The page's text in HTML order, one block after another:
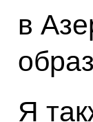
в
Я